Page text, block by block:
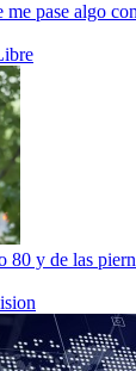
me pase algo
80 y de las